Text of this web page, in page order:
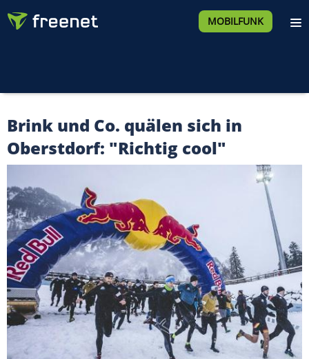
MOBILFUNK
Brink und Co. quälen sich in
Oberstdorf: "Richtig cool"